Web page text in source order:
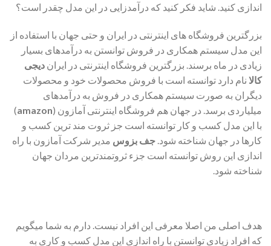
اندازی کنید. شاید فکر کنید که درآمدزایی در این مدل چقدر است؟
بزرگترین فروشگاه های اینترنتی در ایران و حتی جهان با استفاده از
این مدل سیستم همکاری در فروش توانستن به درآمدهای بسیار
زیادی در ماه برسند. بزرگترین فروشگاه اینترنتی در ایران دیجی
کالا نام دارد توانسته است با فروش محصولات خود و محصولات
دیگران به صورت سیستم همکاری در فروش به درآمدهای
میلیاردی برسد. در جهان هم فروشگاه اینترنتی آمازون (amazon
)
با این مدل کسب و کار توانسته است جز ثروت مند ترین کسب و
کارها در جهان شناخته شود. جف بزوس مدیر شرکت آمازون با راه
اندازی این روش توانسته است جزء ثروتمندترین مردان جهان
شناخته شود.
هدف اصلی من اصلا معرفی این افراد نیست. دارم به شما میگویم
که افراد زیادی توانستن با راه اندازی این مدل کسب و کاری به